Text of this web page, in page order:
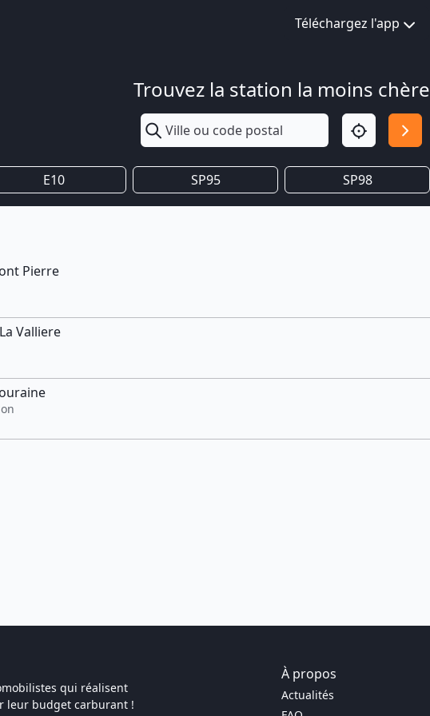
Téléchargez l'app
Trouvez la station la moins chère
E10 SP95 SP98
Pierre
Valliere
qui réalisent
leur budget carburant !
À propos
Actualités